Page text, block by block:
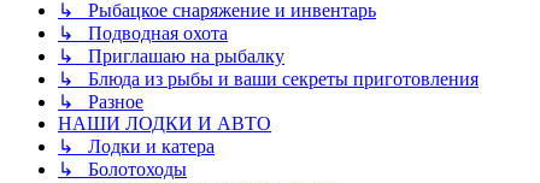
↳ Рыбацкое снаряжение и инвентарь
↳ Подводная охота
↳ Приглашаю на рыбалку
↳ Блюда из рыбы и ваши секреты приготовления
↳ Разное
НАШИ ЛОДКИ И АВТО
↳ Лодки и катера
↳ Болотоходы